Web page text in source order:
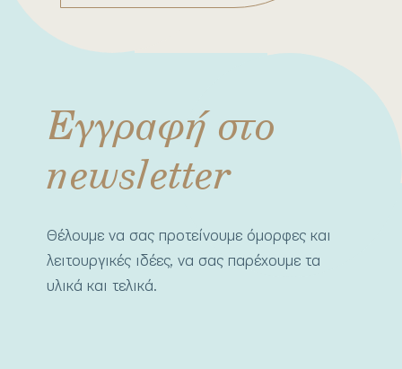
Εγγραφή στο
newsletter
Θέλουμε να σας προτείνουμε όμορφες και
λειτουργικές ιδέες, να σας παρέχουμε τα
υλικά και τελικά.